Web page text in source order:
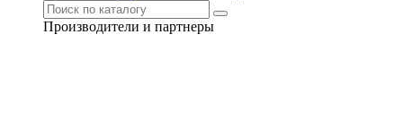
Производители и партнеры